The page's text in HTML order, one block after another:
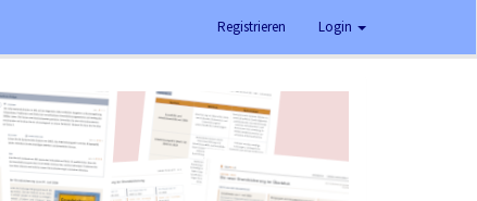
Registrieren Login